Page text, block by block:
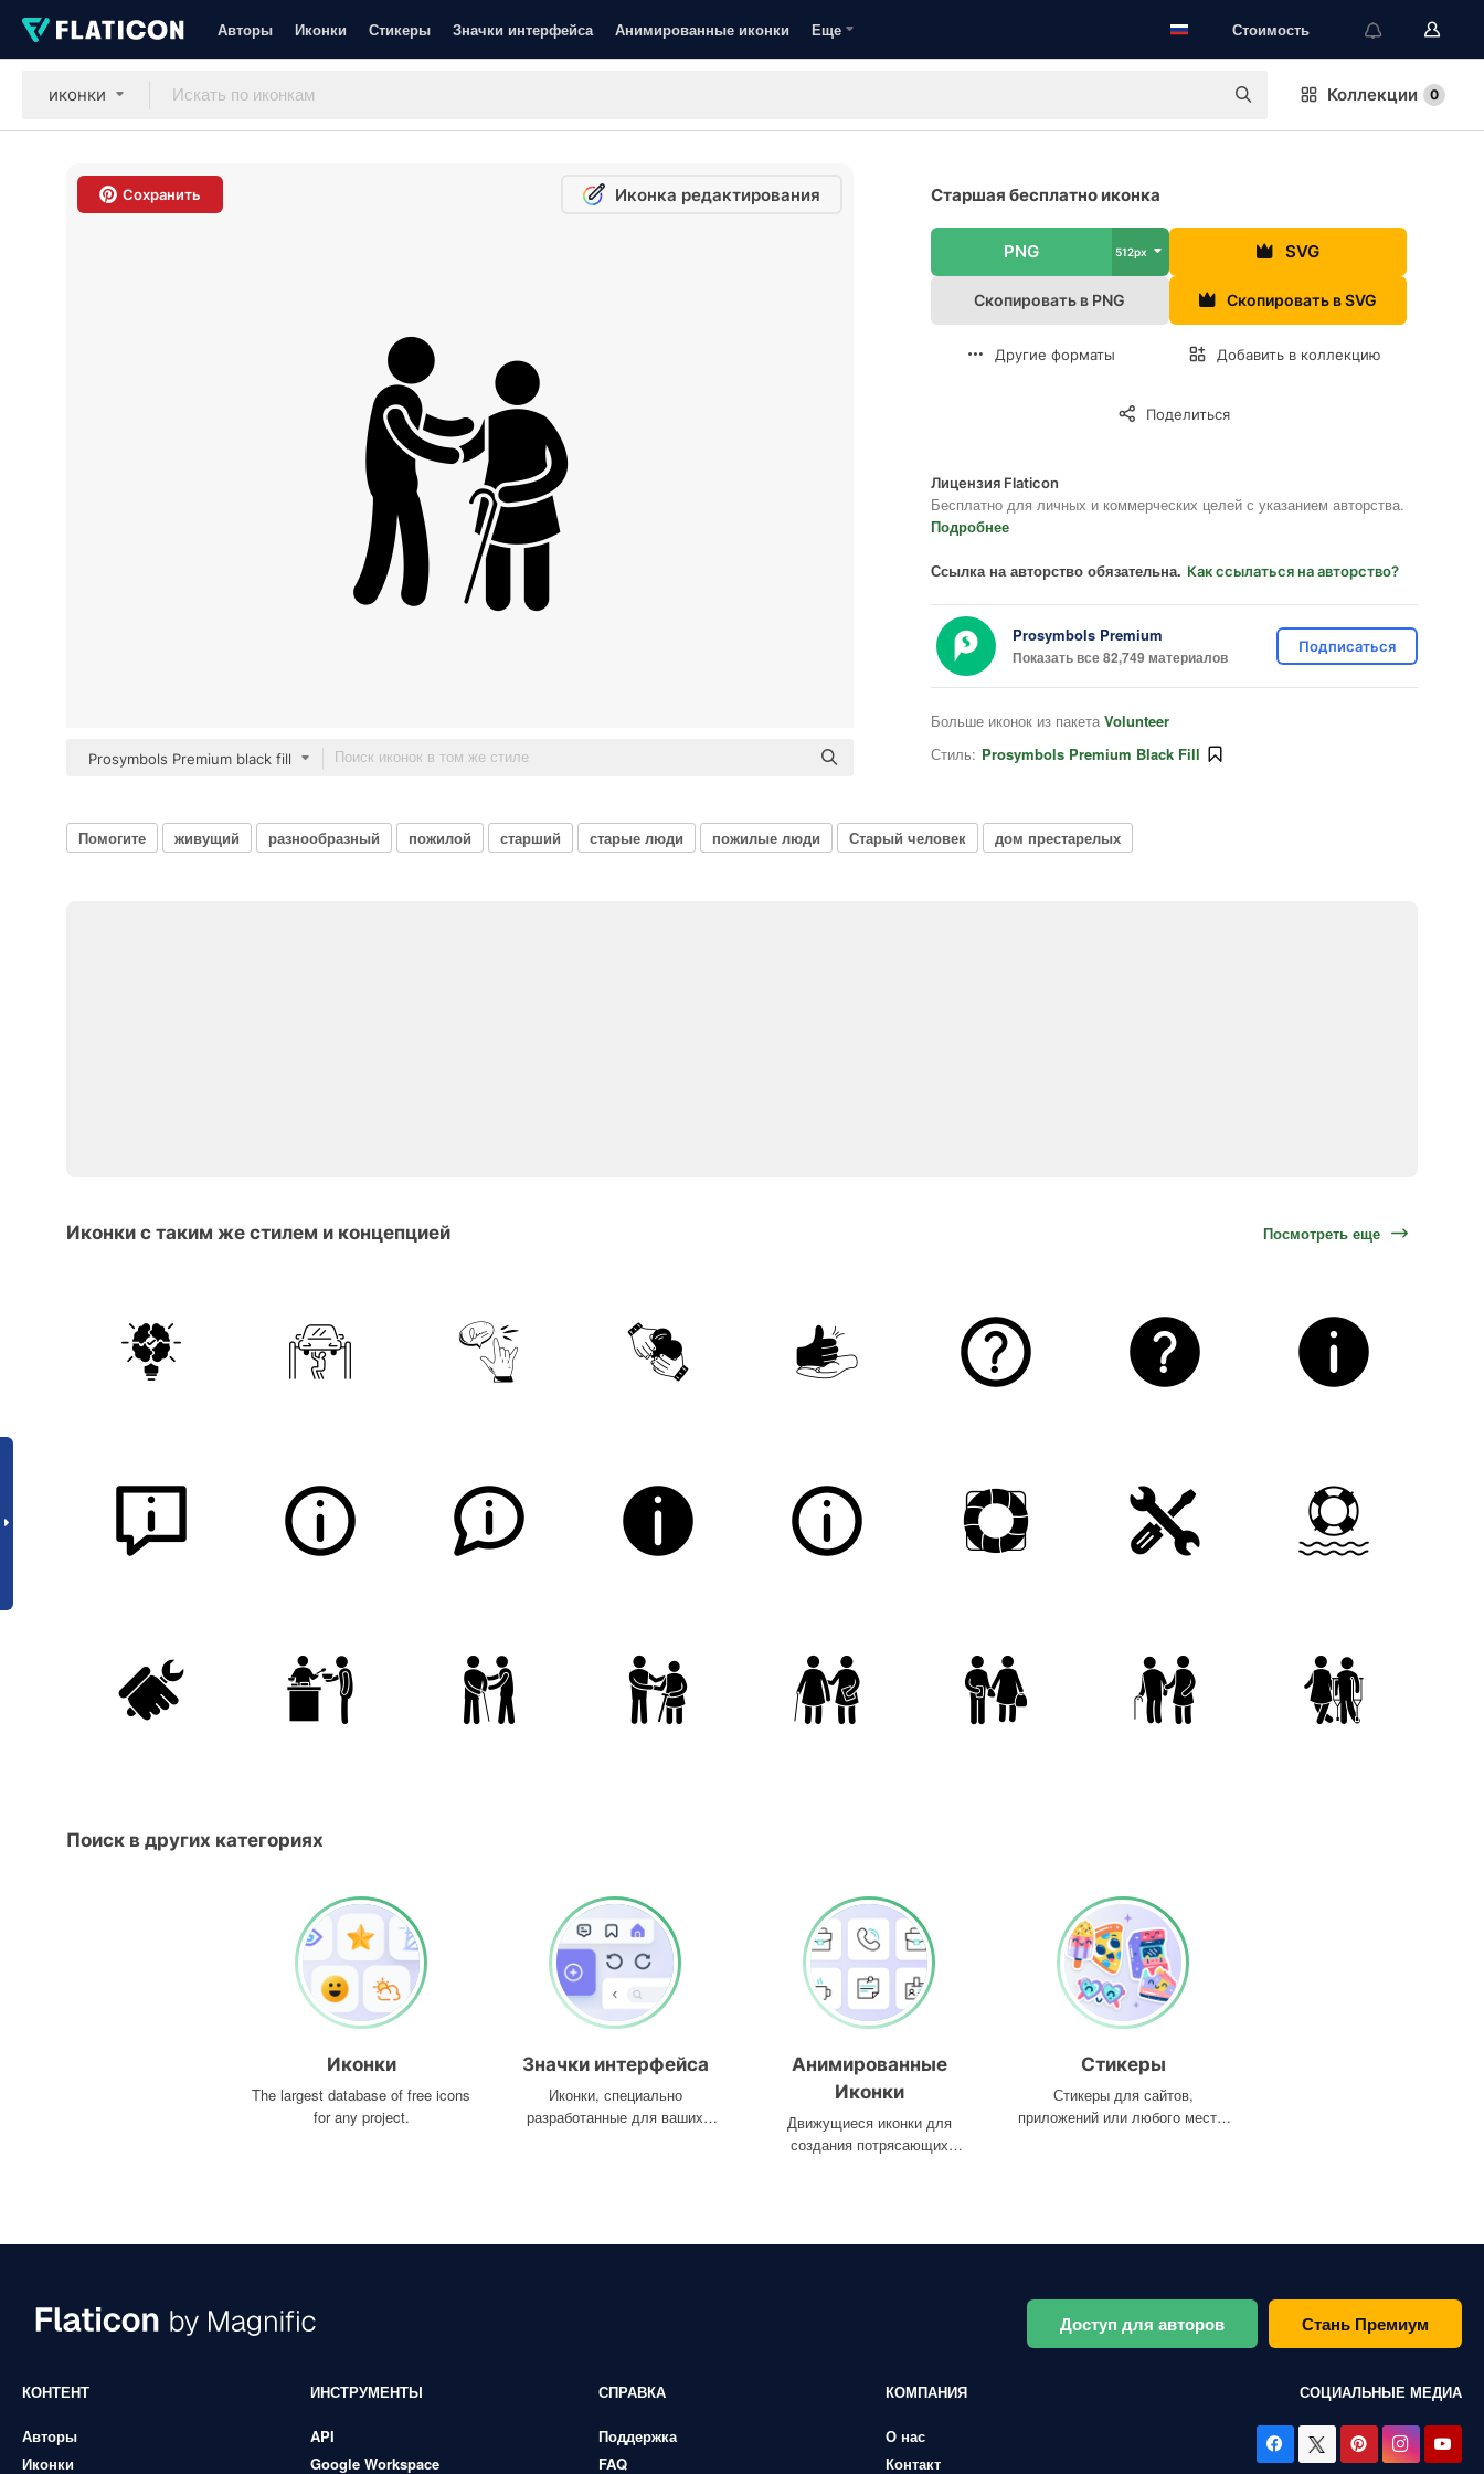
Авторы Иконки Стикеры Значки интерфейса Анимированные иконки Еще Стоимость
иконки Коллекции 0
Сохранить Иконка редактирования
Prosymbols Premium black fill
Старшая бесплатно иконка
PNG 512px SVG
Скопировать в PNG Скопировать в SVG
Другие форматы Добавить в коллекцию
Поделиться
Лицензия Flaticon
Бесплатно для личных и коммерческих целей с указанием авторства.
Подробнее
Ссылка на авторство обязательна. Как ссылаться на авторство?
Prosymbols Premium
Показать все 82,749 материалов
Подписаться
Больше иконок из пакета Volunteer
Стиль: Prosymbols Premium Black Fill
Помогите живущий разнообразный пожилой старший старые люди пожилые люди Старый человек дом престарелых
Иконки с таким же стилем и концепцией Посмотреть еще
Поиск в других категориях
Иконки
The largest database of free icons
for any project.
Значки интерфейса
Иконки, специально
разработанные для ваших
Анимированные
Иконки
Движущиеся иконки для
создания потрясающих
Стикеры
Стикеры для сайтов,
приложений или любого места,
Доступ для авторов Стань Премиум
КОНТЕНТ
Авторы
Иконки
ИНСТРУМЕНТЫ
API
Google Workspace
СПРАВКА
Поддержка
FAQ
КОМПАНИЯ
О нас
Контакт
СОЦИАЛЬНЫЕ МЕДИА